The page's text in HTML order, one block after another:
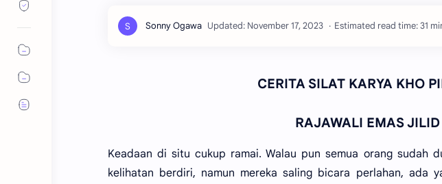
Estimated read time: 31
CERITA SILAT KARYA KHO
RAJAWALI EMAS JILID
Keadaan di situ cukup ramai. Walau pun semua orang sudah
kelihatan berdiri, namun mereka saling bicara perlahan, ada